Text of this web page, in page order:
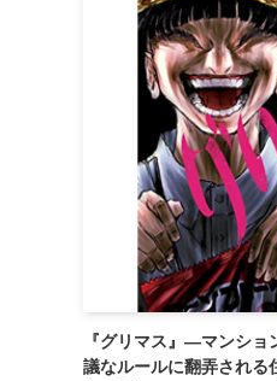
『グリマス』―マンショ
議なルールに翻弄される